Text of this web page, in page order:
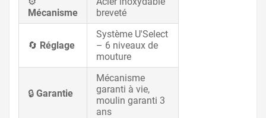
Mécanisme
breveté
🔄 Réglage
Système U'Select
– 6 niveaux de
mouture
🔒 Garantie
Mécanisme
garanti à vie,
moulin garanti 3
ans